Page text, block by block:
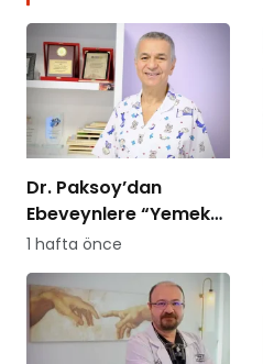
Dr. Paksoy’dan
Ebeveynlere “Yemek
Savaşı” Uyarısı: “B
Planı Sunmayın,
Kararlı Olun”
1 hafta önce